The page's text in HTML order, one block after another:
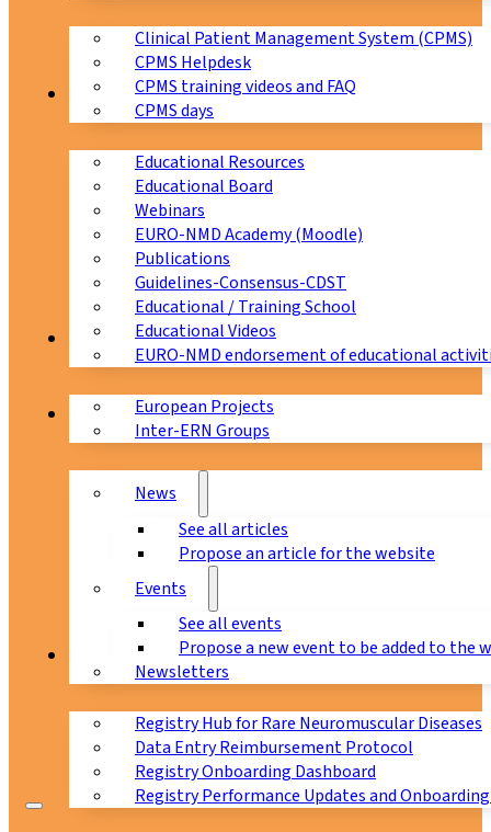
Clinical Patient Management System (CPMS)
CPMS Helpdesk
CPMS training videos and FAQ
CPMS days
Education
Educational Resources
Educational Board
Webinars
EURO-NMD Academy (Moodle)
Publications
Guidelines-Consensus-CDST
Educational / Training School
Educational Videos
EURO-NMD endorsement of educational
Collaborations
European Projects
Inter-ERN Groups
News & Events
News
See all articles
Propose an article for the website
Events
See all events
Propose a new event to be added to the
Newsletters
Registry Hub for Rare Neuromuscular Diseases
Data Entry Reimbursement Protocol
Registry Onboarding Dashboard
Registry Performance Updates and